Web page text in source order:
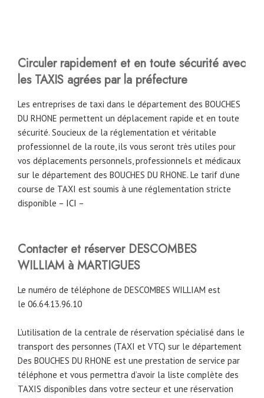
Circuler rapidement et en toute sécurité avec
les TAXIS agrées par la préfecture
Les entreprises de taxi dans le département des BOUCHES
DU RHONE permettent un déplacement rapide et en toute
sécurité. Soucieux de la réglementation et véritable
professionnel de la route, ils vous seront très utiles pour
vos déplacements personnels, professionnels et médicaux
sur le département des BOUCHES DU RHONE. Le tarif d’une
course de TAXI est soumis à une réglementation stricte
disponible – ICI –
Contacter et réserver DESCOMBES
WILLIAM à MARTIGUES
Le numéro de téléphone de DESCOMBES WILLIAM est
le 06.64.13.96.10
L’utilisation de la centrale de réservation spécialisé dans le
transport des personnes (TAXI et VTC) sur le département
Des BOUCHES DU RHONE est une prestation de service par
téléphone et vous permettra d’avoir la liste complète des
TAXIS disponibles dans votre secteur et une réservation